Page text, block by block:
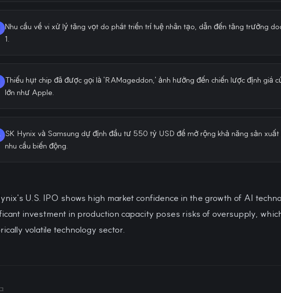
Nhu cầu về vi xử lý tăng vọt do phát triển trí tuệ nhân tạo, dẫn đến tăng trưởng
1.
Thiếu hụt chip đã được gọi là 'RAMageddon,' ảnh hưởng đến chiến lược định giá
lớn như Apple.
SK Hynix và Samsung dự định đầu tư 550 tỷ USD để mở rộng khả năng sản
nhu cầu biến động.
U.S. IPO shows high market confidence in the growth of AI
investment in production capacity poses risks of oversupply,
volatile technology sector.